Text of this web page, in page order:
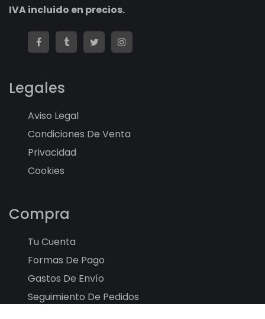
IVA incluido en precios.
Legales
Aviso Legal
Condiciones De Venta
Privacidad
Cookies
Compra
Tu Cuenta
Formas De Pago
Gastos De Envío
Seguimiento De Pedidos